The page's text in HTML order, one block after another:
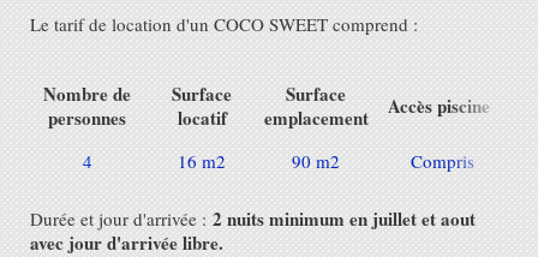
Le tarif de location d'un COCO SWEET comprend :
Nombre de
personnes
Surface
locatif
Surface
emplacement
Accès piscine
4 16 m2 90 m2 Compris
Durée et jour d'arrivée :2 nuits minimum en juillet et aout
avec jour d'arrivée libre.